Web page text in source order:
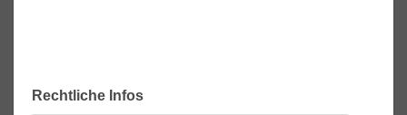
Rechtliche Infos